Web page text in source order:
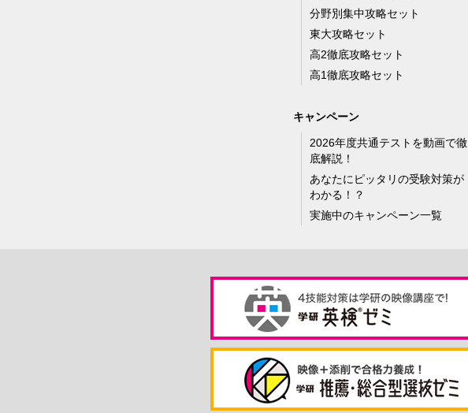
分野別集中攻略セット
東大攻略セット
高2徹底攻略セット
高1徹底攻略セット
キャンペーン
2026年度共通テストを動画で徹
底解説！
あなたにピッタリの受験対策が
わかる！？
実施中のキャンペーン一覧